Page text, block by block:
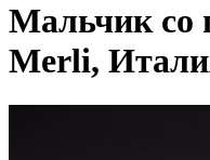
Мальчик со
Merli,